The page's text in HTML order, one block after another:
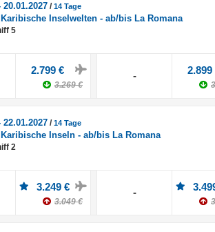
20.01.2027 /14 Tage
Karibische Inselwelten - ab/bis La Romana
5
2.799 €
3.269 €
- 2.899
22.01.2027 /14 Tage
Karibische Inseln - ab/bis La Romana
2
3.249 €
3.049 €
-